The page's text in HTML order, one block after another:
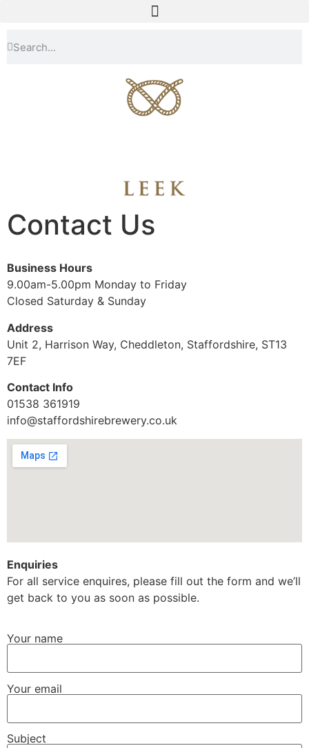
Contact Us
Business Hours
9.00am-5.00pm Monday to Friday
Closed Saturday & Sunday
Address
Unit 2, Harrison Way, Cheddleton, Staffordshire, ST13
7EF
Contact Info
01538 361919
info@staffordshirebrewery.co.uk
Enquiries
For all service enquires, please fill out the form and we’ll
get back to you as soon as possible.
私がオンライン ギャンブルに惹かれるのは、純粋にエンタ
ためにやっているわけではありません。純粋に楽しいから
プレイしているのです。スロット リールの回転を見たり、
何か魅惑的なものがあります。vera&john casinoのような
オンライン プラットフォームなら、5 分でも 1 時間でも、
Your name
Your email
Subject